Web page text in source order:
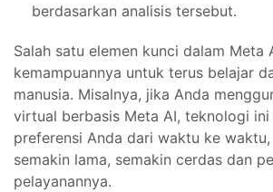
berdasarkan analisis tersebut.
Salah satu elemen kunci dalam Meta
kemampuannya untuk terus belajar
manusia. Misalnya, jika Anda
virtual berbasis Meta AI, teknologi
preferensi Anda dari waktu ke waktu,
semakin lama, semakin cerdas dan
pelayanannya.